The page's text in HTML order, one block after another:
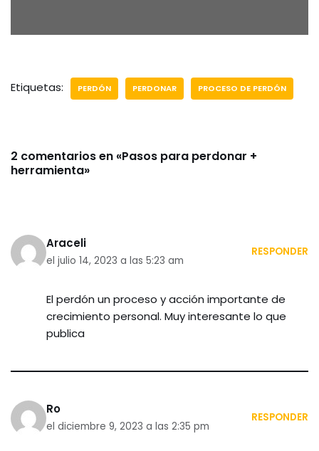
Etiquetas: PERDÓN PERDONAR PROCESO DE PERDÓN
2 comentarios en «Pasos para perdonar +
herramienta»
Araceli
el julio 14, 2023 a las 5:23 am
RESPONDER
El perdón un proceso y acción importante de
crecimiento personal. Muy interesante lo que
publica
Ro
el diciembre 9, 2023 a las 2:35 pm
RESPONDER